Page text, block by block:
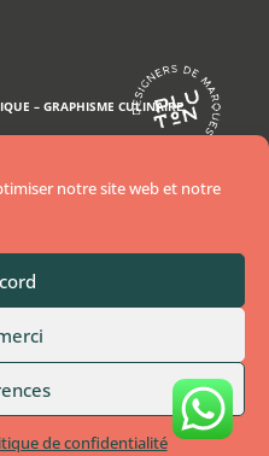
notre site web et notre
de confidentialité
–GRAPHISME CULINAIRE
et food brands à
CAMILLE, GRAPHISTE CULINAIRE
ENTREPRENEURS CULINAIRES ENGAGÉS
Tous droits réservés.